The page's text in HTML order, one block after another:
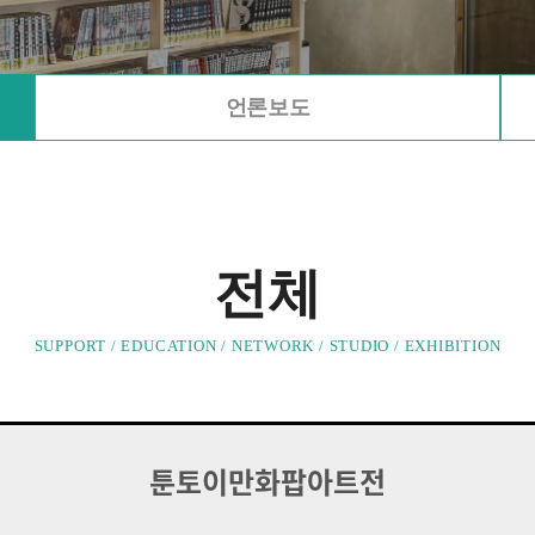
언론보도
전체
SUPPORT / EDUCATION / NETWORK / STUDIO / EXHIBITION
툰토이만화팝아트전